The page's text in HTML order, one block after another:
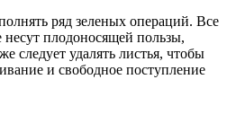
ряд зеленых операций. Все
плодоносящей пользы,
следует удалять листья, чтобы
и свободное поступление